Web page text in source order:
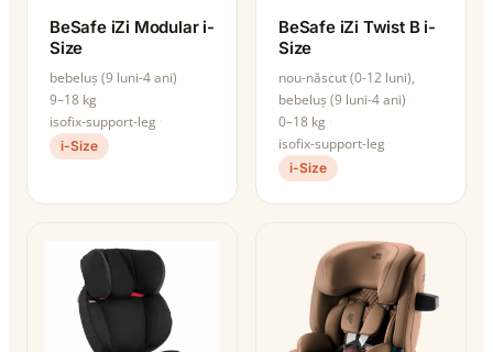
BeSafe iZi Modular i-
Size
bebeluș (9 luni-4 ani)
9–18 kg
isofix-support-leg
i-Size
BeSafe iZi Twist B i-
Size
nou-născut (0-12 luni),
bebeluș (9 luni-4 ani)
0–18 kg
isofix-support-leg
i-Size